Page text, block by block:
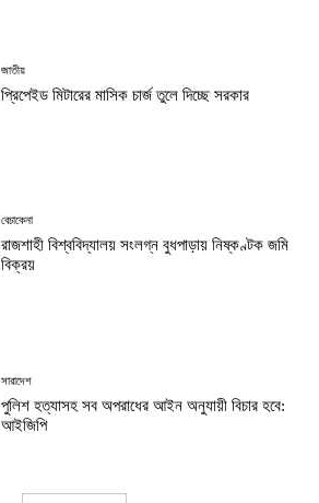
জাতীয়
প্রিপেইড মিটারের মাসিক চার্জ তুলে দিচ্ছে সরকার
বেচাকেনা
রাজশাহী বিশ্ববিদ্যালয় সংলগ্ন বুধপাড়ায় নিষ্কণ্টক জমি
বিক্রয়
সারাদেশ
পুলিশ হত্যাসহ সব অপরাধের আইন অনুযায়ী বিচার হবে:
আইজিপি